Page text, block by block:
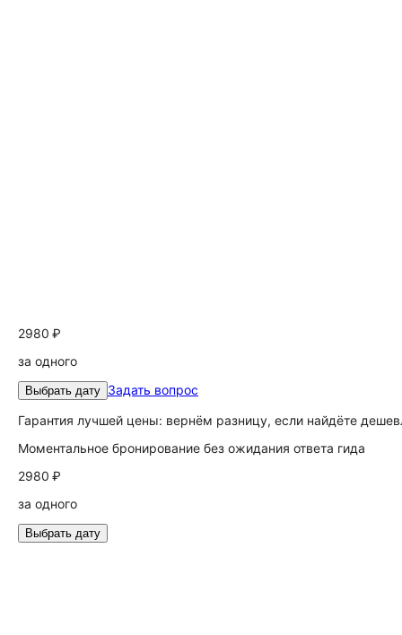
2980 ₽
за одного
Выбрать дату Задать вопрос
Гарантия лучшей цены: вернём разницу, если найдёте
Моментальное бронирование без ожидания ответа гида
2980 ₽
за одного
Выбрать дату